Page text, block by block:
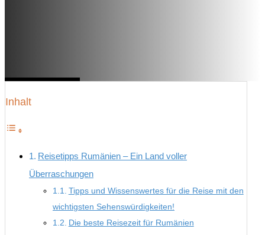
Inhalt
Reisetipps Rumänien – Ein Land voller
Überraschungen
Tipps und Wissenswertes für die Reise mit den
wichtigsten Sehenswürdigkeiten!
Die beste Reisezeit für Rumänien